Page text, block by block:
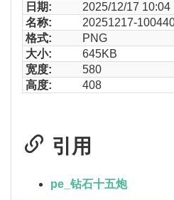
日期:
2025/12/17 10:04
名称:
20251217-
格式:
PNG
大小:
645KB
宽度:
580
高度:
408
引用
pe_钻石十五炮